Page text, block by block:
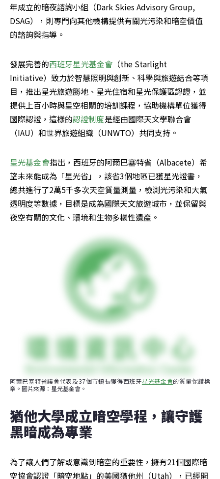
年成立的暗夜諮詢小組（Dark Skies Advisory Group,
DSAG），則專門向其他機構提供有關光污染和暗空價值
的諮詢與指導。
發展完善的西班牙星光基金會 （the Starlight
Initiative）致力於智慧照明與創新、科學與旅遊結合等項
目，推出星光旅遊勝地、星光住宿和星光保護區認證，並
提供上百小時與星空相關的培訓課程，協助機構單位獲得
國際認證，這樣的認證制度是經由國際天文學聯合會
（IAU）和世界旅遊組織（UNWTO）共同支持。
星光基金會指出，西班牙的阿爾巴塞特省（Albacete）希
望未來能成為「星光省」，該省3個地區已獲星光證書，
總共進行了2萬5千多次天空質量測量，檢測光污染和大氣
透明度等數據，目標是成為國際天文旅遊城市，並保留與
夜空有關的文化、環境和生物多樣性遺產。
阿爾巴塞特省議會代表及37個市鎮長獲得西班牙星光基金會的質量保證標
章。圖片來源：星光基金會。
猶他大學成立暗空學程，讓守護
黑暗成為專業
為了讓人們了解或意識到暗空的重要性，擁有21個國際暗
空協會認證「暗空地點」的美國猶他州（Utah），已經開